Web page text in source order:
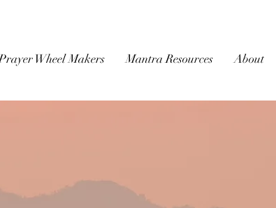
Wheel Makers Mantra Resources About